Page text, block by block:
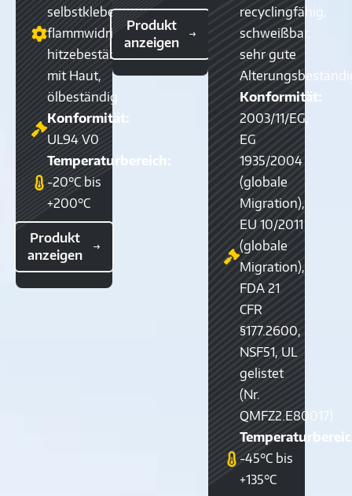
selbstklebend,
flammwidrig,
hitzebeständig,
mit Haut,
ölbeständig
Konformität:
UL94 V0
Temperaturbereich:
-20°C bis
+200°C
Produkt
anzeigen
Produkt
anzeigen
recyclingfähig,
schweißbar,
sehr gute
Konformität:
2003/11/EG,
EG
1935/2004
(globale
Migration),
EU 10/2011
(globale
Migration),
FDA 21
CFR
§177.2600,
NSF51, UL
gelistet
(Nr.
QMFZ2.E80017)
-45°C bis
+135°C